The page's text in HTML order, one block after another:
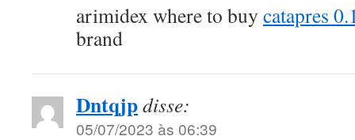
arimidex where to buy catapres
brand
Dntqjpdisse:
05/07/2023 às 06:39